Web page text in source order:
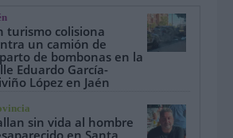
a Pueblo Gente
turismo colisiona
un camión de
de bombonas en la
Eduardo García-
López en Jaén
sin vida al hombre